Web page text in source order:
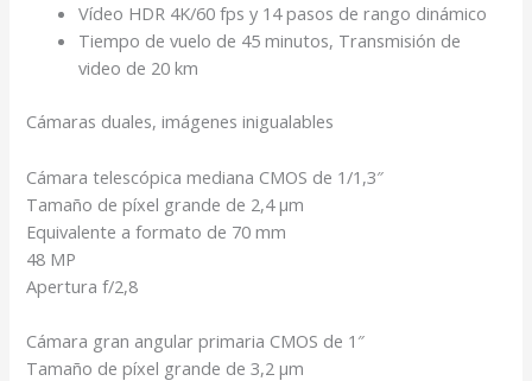
Vídeo HDR 4K/60 fps y 14 pasos de rango dinámico
Tiempo de vuelo de 45 minutos, Transmisión de
video de 20 km
Cámaras duales, imágenes inigualables
Cámara telescópica mediana CMOS de 1/1,3″
Tamaño de píxel grande de 2,4 μm
Equivalente a formato de 70 mm
48 MP
Apertura f/2,8
Cámara gran angular primaria CMOS de 1″
Tamaño de píxel grande de 3,2 μm